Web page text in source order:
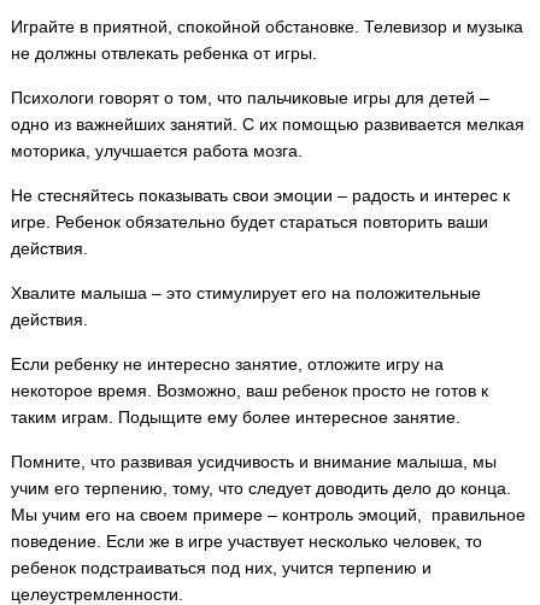
Играйте в приятной, спокойной обстановке. Телевизор и музыка
не должны отвлекать ребенка от игры.
Психологи говорят о том, что пальчиковые игры для детей –
одно из важнейших занятий. С их помощью развивается мелкая
моторика, улучшается работа мозга.
Не стесняйтесь показывать свои эмоции – радость и интерес к
игре. Ребенок обязательно будет стараться повторить ваши
действия.
Хвалите малыша – это стимулирует его на положительные
действия.
Если ребенку не интересно занятие, отложите игру на
некоторое время. Возможно, ваш ребенок просто не готов к
таким играм. Подыщите ему более интересное занятие.
Помните, что развивая усидчивость и внимание малыша, мы
учим его терпению, тому, что следует доводить дело до конца.
Мы учим его на своем примере – контроль эмоций, правильное
поведение. Если же в игре участвует несколько человек, то
ребенок подстраиваться под них, учится терпению и
целеустремленности.